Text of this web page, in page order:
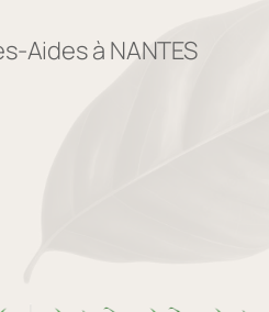
Aides à NANTES